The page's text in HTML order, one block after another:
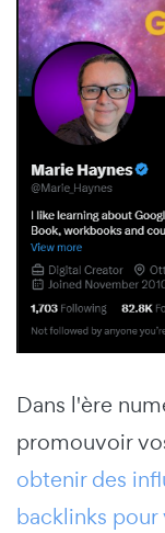
Dans l'ère
promouvoir
obtenir des
backlinks